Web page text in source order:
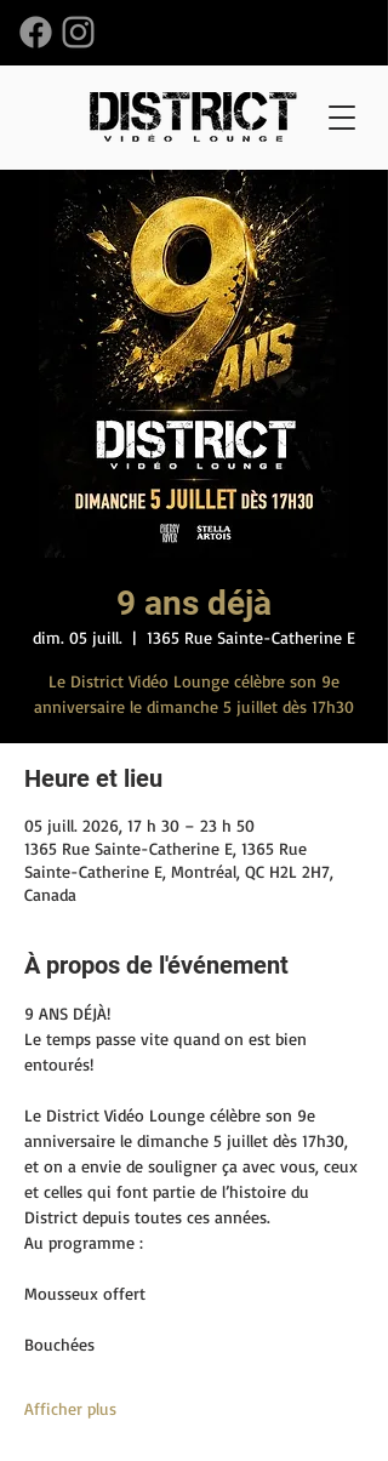
9 ans déjà
dim. 05 juill.
  |
1365 Rue Sainte-Catherine E
Le District Vidéo Lounge célèbre son 9e
anniversaire le dimanche 5 juillet dès 17h30
Heure et lieu
05 juill. 2026, 17 h 30 – 23 h 50
1365 Rue Sainte-Catherine E, 1365 Rue
Sainte-Catherine E, Montréal, QC H2L 2H7,
Canada
À propos de l'événement
9 ANS DÉJÀ!
Le temps passe vite quand on est bien
entourés!
Le District Vidéo Lounge célèbre son 9e
anniversaire le dimanche 5 juillet dès 17h30,
et on a envie de souligner ça avec vous, ceux
et celles qui font partie de l’histoire du
District depuis toutes ces années.
Au programme :
Mousseux offert
Bouchées
Afficher plus